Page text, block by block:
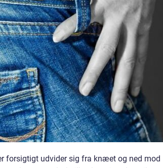
forsigtigt udvider sig fra knæet og ned mod